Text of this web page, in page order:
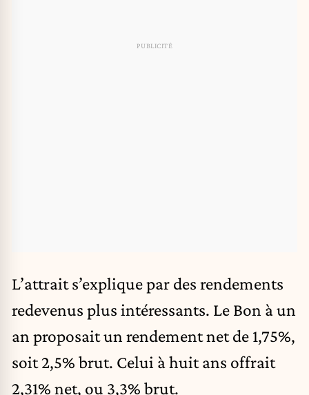
L’attrait s’explique par des rendements
redevenus plus intéressants. Le Bon à un
an proposait un rendement net de 1,75%,
soit 2,5% brut. Celui à huit ans offrait
2,31% net, ou 3,3% brut.